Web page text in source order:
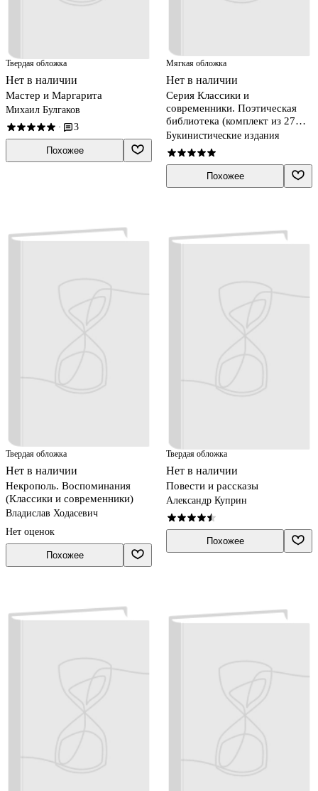
Твердая обложка
Нет в наличии
Мастер и Маргарита
Михаил Булгаков
· 3
Похожее
Мягкая обложка
Нет в наличии
Серия Классики и
современники. Поэтическая
библиотека (комплект из 27
книг)
Букинистические издания
Похожее
Твердая обложка
Нет в наличии
Некрополь. Воспоминания
(Классики и современники)
Владислав Ходасевич
Нет оценок
Похожее
Твердая обложка
Нет в наличии
Повести и рассказы
Александр Куприн
Похожее